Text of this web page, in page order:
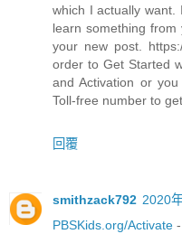
which I actually
learn something
your new post.
order to Get Started
and Activation or
Toll-free number to
回覆
smithzack792 2020
PBSKids.org/Activate